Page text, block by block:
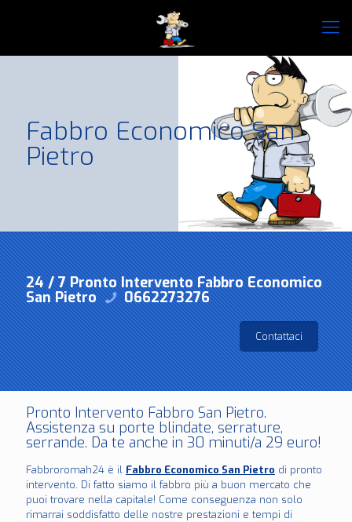
Fabbro Economico San
Pietro
24 / 7 Pronto Intervento Fabbro Economico
San Pietro 0662273276
Contattaci
Pronto Intervento Fabbro San Pietro.
Assistenza su porte blindate, serrature,
serrande. Da te anche in 30 minuti/a 29 euro!
Fabbroromah24 è il Fabbro Economico San Pietro di pronto
intervento. Di fatto siamo il fabbro più a buon mercato che
puoi trovare nella capitale! Come conseguenza non solo
rimarrai soddisfatto delle nostre prestazioni e tempi di